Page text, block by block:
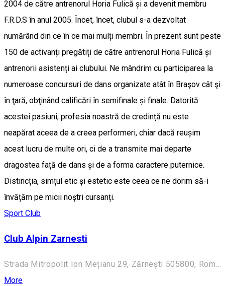
2004 de către antrenorul Horia Fulică și a devenit membru
F.R.D.S în anul 2005. Încet, încet, clubul s-a dezvoltat
numărând din ce în ce mai mulți membri. În prezent sunt peste
150 de activanți pregătiți de către antrenorul Horia Fulică și
antrenorii asistenți ai clubului. Ne mândrim cu participarea la
numeroase concursuri de dans organizate atât în Braşov cât şi
în ţară, obţinând calificări în semifinale și finale. Datorită
acestei pasiuni, profesia noastră de credință nu este
neapărat aceea de a creea performeri, chiar dacă reușim
acest lucru de multe ori, ci de a transmite mai departe
dragostea față de dans și de a forma caractere puternice.
Distincția, simțul etic și estetic este ceea ce ne dorim să-i
învățăm pe micii noștri cursanți.
Sport Club
Club Alpin Zarnesti
Strada Mitropolit Ion Mețianu 29, Zărnești 505800, Romania
More